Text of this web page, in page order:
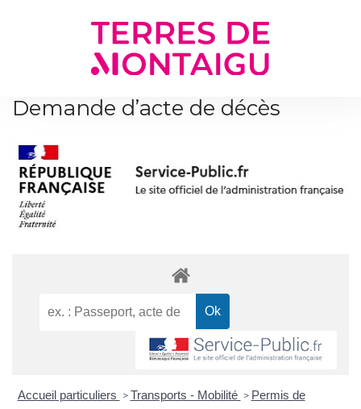
Demande d’acte de décès
Accueil particuliers > Transports - Mobilité > Permis de